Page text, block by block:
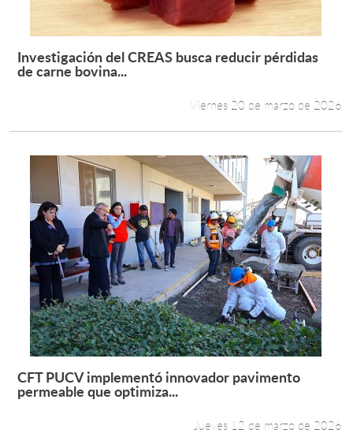
Leer más +
Investigación del CREAS busca reducir pérdidas
de carne bovina...
Viernes 20 de marzo de 2026
Leer más +
CFT PUCV implementó innovador pavimento
permeable que optimiza...
Jueves 12 de marzo de 2026